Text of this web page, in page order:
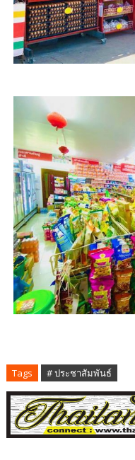
Tags # ประชาสัมพันธ์